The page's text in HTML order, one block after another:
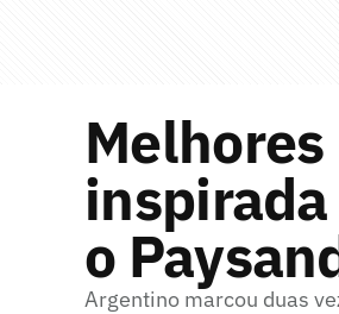
o
Argentino marcou duas